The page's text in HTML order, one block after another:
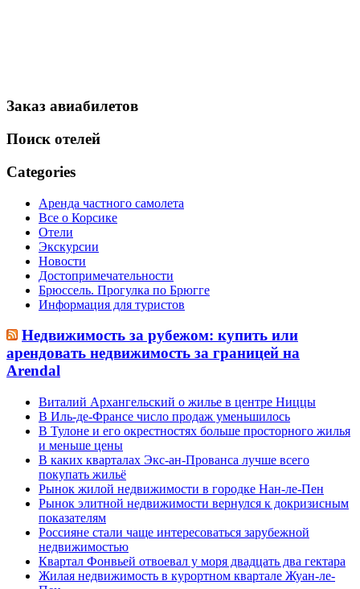
Заказ авиабилетов
Поиск отелей
Categories
Аренда частного самолета
Все о Корсике
Отели
Экскурсии
Новости
Достопримечательности
Брюссель. Прогулка по Брюгге
Информация для туристов
Недвижимость за рубежом: купить или
арендовать недвижимость за границей на
Arendal
Виталий Архангельский о жилье в центре Ниццы
В Иль-де-Франсе число продаж уменьшилось
В Тулоне и его окрестностях больше просторного жилья
и меньше цены
В каких кварталах Экс-ан-Прованса лучше всего
покупать жильё
Рынок жилой недвижимости в городке Нан-ле-Пен
Рынок элитной недвижимости вернулся к докризисным
показателям
Россияне стали чаще интересоваться зарубежной
недвижимостью
Квартал Фонвьей отвоевал у моря двадцать два гектара
Жилая недвижимость в курортном квартале Жуан-ле-